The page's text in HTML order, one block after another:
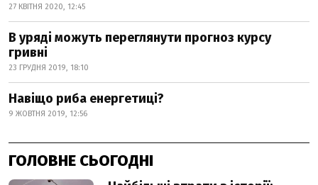
27 КВІТНЯ 2020, 12:45
В уряді можуть переглянути прогноз курсу
гривні
23 ГРУДНЯ 2019, 18:10
Навіщо риба енергетиці?
9 ЖОВТНЯ 2019, 12:56
ГОЛОВНЕ СЬОГОДНІ